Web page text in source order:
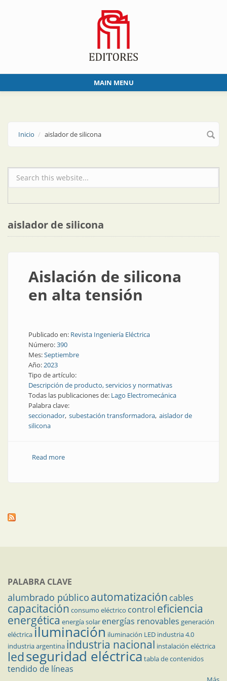
MAIN MENU
Inicio aislador de silicona
Formulario de búsqueda
aislador de silicona
Aislación de silicona
en alta tensión
Publicado en: Revista Ingeniería Eléctrica
Número:390
Mes:Septiembre
Año:2023
Tipo de artículo:
Descripción de producto, servicios y normativas
Todas las publicaciones de: Lago Electromecánica
Palabra clave:
seccionador subestación transformadora aislador de
silicona
Read moreabout Aislación de silicona en alta tensión
PALABRA CLAVE
alumbrado público automatización cables
capacitación consumo eléctrico control eficiencia
energética energía solar energías renovables generación
eléctricailuminación iluminación LED industria 4.0
industria argentina industria nacional instalación eléctrica
ledseguridad eléctrica tabla de contenidos
tendido de líneas